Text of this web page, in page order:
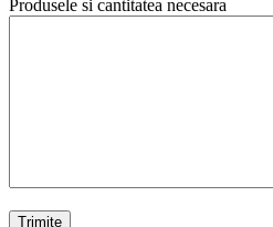
Produsele si cantitatea necesara